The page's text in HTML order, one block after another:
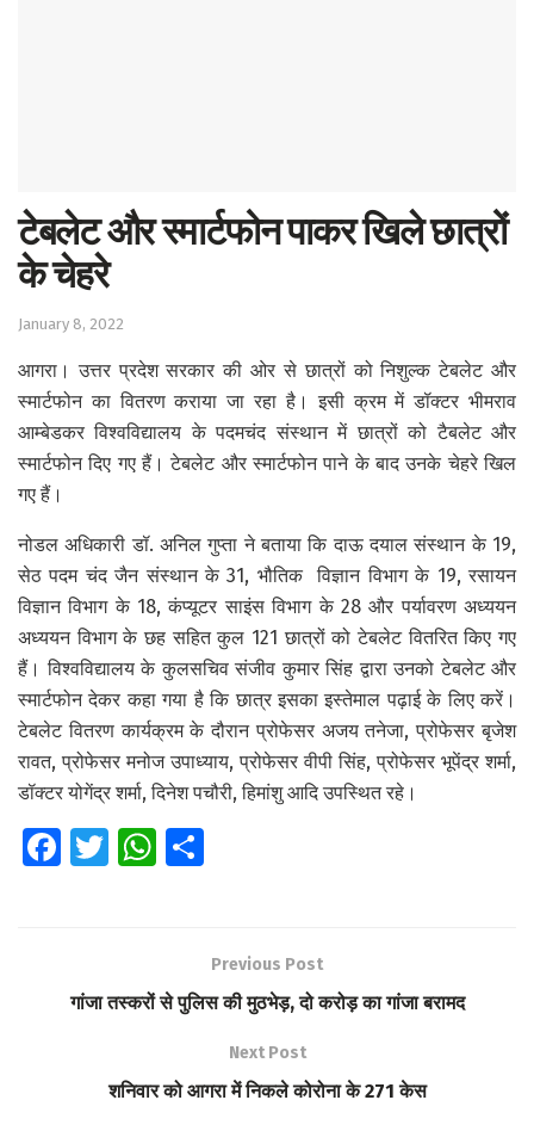
टेबलेट और स्मार्टफोन पाकर खिले छात्रों
के चेहरे
January 8, 2022
आगरा। उत्तर प्रदेश सरकार की ओर से छात्रों को निशुल्क टेबलेट और
स्मार्टफोन का वितरण कराया जा रहा है। इसी क्रम में डॉक्टर भीमराव
आम्बेडकर विश्वविद्यालय के पदमचंद संस्थान में छात्रों को टैबलेट और
स्मार्टफोन दिए गए हैं। टेबलेट और स्मार्टफोन पाने के बाद उनके चेहरे खिल
गए हैं।
नोडल अधिकारी डॉ. अनिल गुप्ता ने बताया कि दाऊ दयाल संस्थान के 19,
सेठ पदम चंद जैन संस्थान के 31, भौतिक विज्ञान विभाग के 19, रसायन
विज्ञान विभाग के 18, कंप्यूटर साइंस विभाग के 28 और पर्यावरण अध्ययन
अध्ययन विभाग के छह सहित कुल 121 छात्रों को टेबलेट वितरित किए गए
हैं। विश्वविद्यालय के कुलसचिव संजीव कुमार सिंह द्वारा उनको टेबलेट और
स्मार्टफोन देकर कहा गया है कि छात्र इसका इस्तेमाल पढ़ाई के लिए करें।
टेबलेट वितरण कार्यक्रम के दौरान प्रोफेसर अजय तनेजा, प्रोफेसर बृजेश
रावत, प्रोफेसर मनोज उपाध्याय, प्रोफेसर वीपी सिंह, प्रोफेसर भूपेंद्र शर्मा,
डॉक्टर योगेंद्र शर्मा, दिनेश पचौरी, हिमांशु आदि उपस्थित रहे।
Fa
o
T
W
A
p
e
Previous Post
गांजा तस्करों से पुलिस की मुठभेड़, दो करोड़ का गांजा बरामद
Next Post
शनिवार को आगरा में निकले कोरोना के 271 केस
World